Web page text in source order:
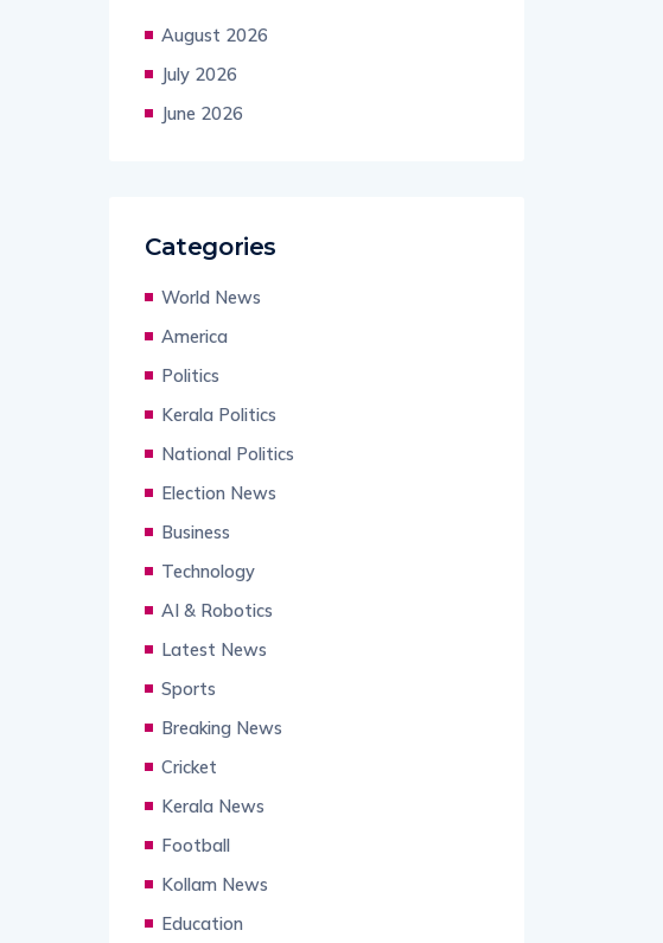
August 2026
July 2026
June 2026
Categories
World News
America
Politics
Kerala Politics
National Politics
Election News
Business
Technology
AI & Robotics
Latest News
Sports
Breaking News
Cricket
Kerala News
Football
Kollam News
Education